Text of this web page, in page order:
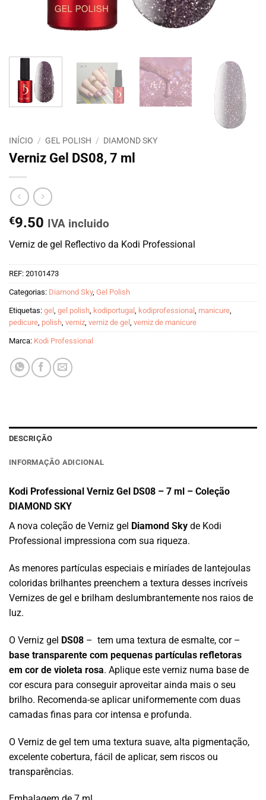
INÍCIO / GEL POLISH / DIAMOND SKY
Verniz Gel DS08, 7 ml
€9.50 IVA incluido
Verniz de gel Reflectivo da Kodi Professional
REF: 20101473
Categorias: Diamond Sky, Gel Polish
Etiquetas: gel , gel polish, kodiportugal , kodiprofessional , manicure,
pedicure, polish, verniz, verniz de gel , verniz de manicure
Marca: Kodi Professional
DESCRIÇÃO
INFORMAÇÃO ADICIONAL
Kodi Professional Verniz Gel DS08 – 7 ml – Coleção
DIAMOND SKY
A nova coleção de Verniz gel Diamond Sky de Kodi
Professional impressiona com sua riqueza.
As menores partículas especiais e miríades de lantejoulas
coloridas brilhantes preenchem a textura desses incríveis
Vernizes de gel e brilham deslumbrantemente nos raios de
luz.
O Verniz gel DS08 – tem uma textura de esmalte, cor –
base transparente com pequenas partículas refletoras
em cor de violeta rosa. Aplique este verniz numa base de
cor escura para conseguir aproveitar ainda mais o seu
brilho. Recomenda-se aplicar uniformemente com duas
camadas finas para cor intensa e profunda.
O Verniz de gel tem uma textura suave, alta pigmentação,
excelente cobertura, fácil de aplicar, sem riscos ou
transparências.